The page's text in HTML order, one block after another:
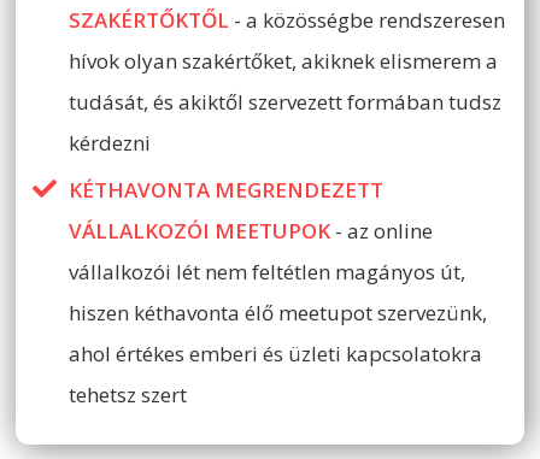
SZAKÉRTŐKTŐL - a közösségbe rendszeresen
hívok olyan szakértőket, akiknek elismerem a
tudását, és akiktől szervezett formában tudsz
kérdezni
KÉTHAVONTA MEGRENDEZETT
VÁLLALKOZÓI MEETUPOK - az online
vállalkozói lét nem feltétlen magányos út,
hiszen kéthavonta élő meetupot szervezünk,
ahol értékes emberi és üzleti kapcsolatokra
tehetsz szert